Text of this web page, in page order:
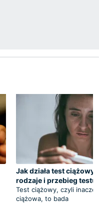
Jak działa test
rodzaje i przebieg testu
Test ciążowy, czyli
ciążowa, to bada